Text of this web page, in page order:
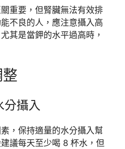
重要，但腎臟無法有效排
不良的人，應注意攝入高
其是當鉀的水平過高時，
分攝入
，保持適量的水分攝入幫
議每天至少喝 8 杯水，但